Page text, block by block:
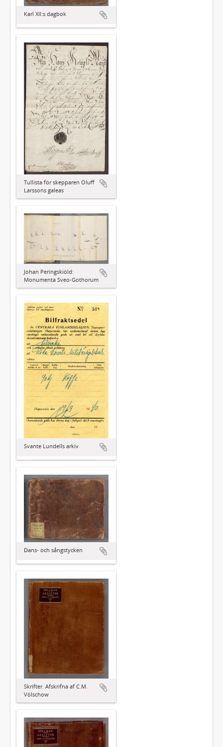
Karl XII:s dagbok
Tullista för skepparen Oluff
Larssons galeas
Johan Peringskiöld:
Monumenta Sveo-Gothorum
Svante Lundells arkiv
Dans- och sångstycken
Skrifter. Afskrifna af C.M.
Völschow